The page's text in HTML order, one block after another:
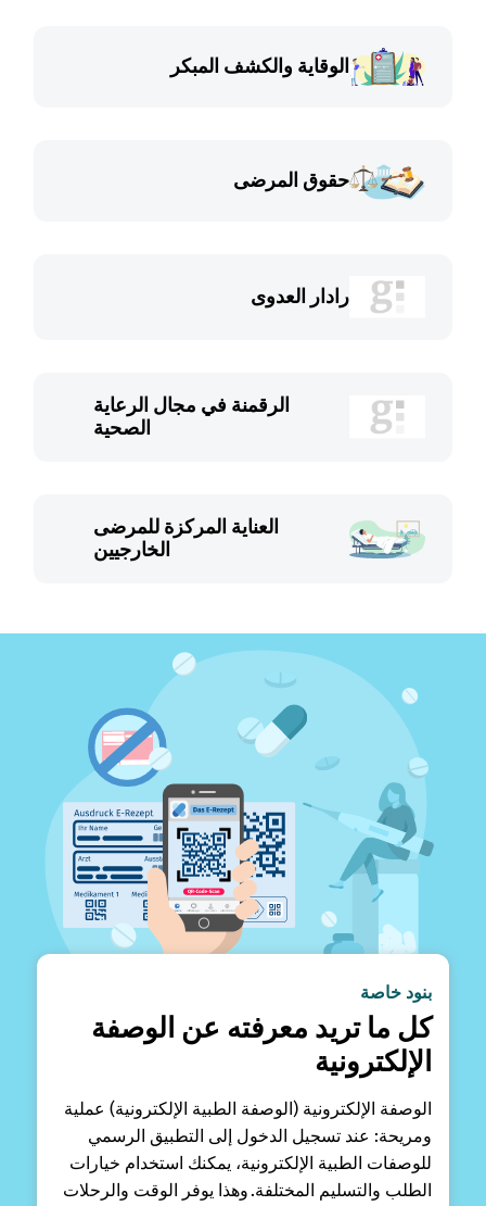
الوقاية والكشف المبكر
حقوق المرضى
رادار العدوى
الرقمنة في مجال الرعاية
الصحية
العناية المركزة للمرضى
الخارجيين
بنود خاصة
كل ما تريد معرفته عن الوصفة
الإلكترونية
الوصفة الإلكترونية (الوصفة الطبية الإلكترونية) عملية
ومريحة: عند تسجيل الدخول إلى التطبيق الرسمي
للوصفات الطبية الإلكترونية، يمكنك استخدام خيارات
الطلب والتسليم المختلفة. وهذا يوفر الوقت والرحلات